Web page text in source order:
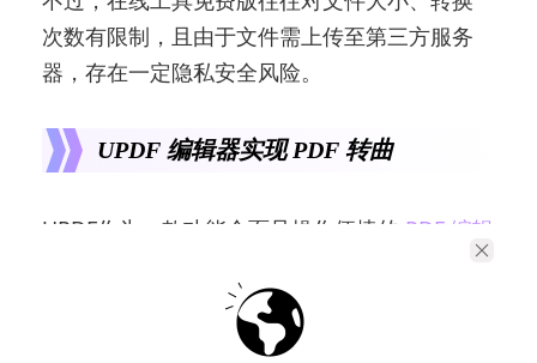
次数有限制，且由于文件需上传至第三方服务
器，存在一定隐私安全风险。
UPDF 编辑器实现 PDF 转曲
UPDF作为一款功能全面且操作便捷的 PDF 编辑
，在 PDF 转曲方面也有出色表现。它支持
Windows、Mac、iOS 和 Android 多平台，无
论您使用电脑办公，还是通过移动设备处理文